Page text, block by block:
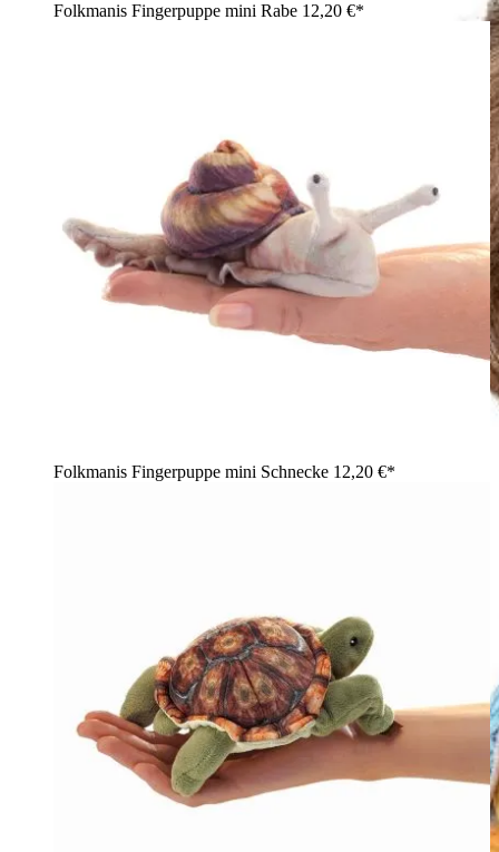
Folkmanis Fingerpuppe mini Rabe 12,20 €*
Folkmanis Fingerpuppe mini Schnecke 12,20 €*